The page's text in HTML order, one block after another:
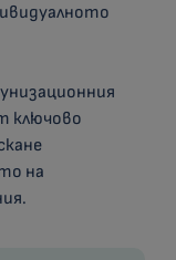
ключово
на